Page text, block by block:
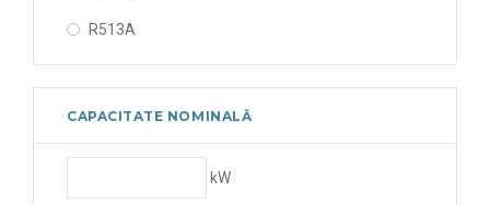
R513A
CAPACITATE NOMINALĂ
kW